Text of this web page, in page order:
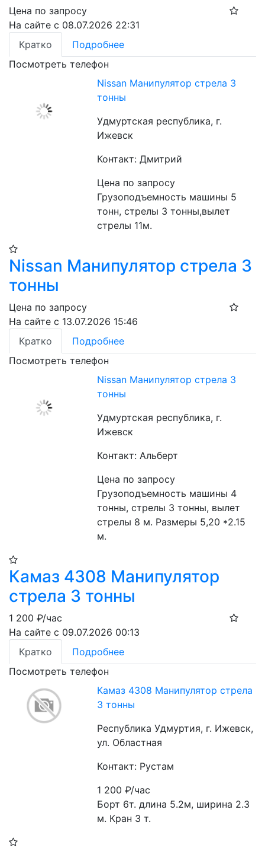
Цена по запросу
На сайте с 08.07.2026 22:31
Кратко
Подробнее
Посмотреть телефон
Nissan Манипулятор стрела 3
тонны
Удмуртская республика, г.
Ижевск
Контакт: Дмитрий
Цена по запросу
Грузоподъемность машины 5
тонн, стрелы 3 тонны,вылет
стрелы 11м.
Nissan Манипулятор стрела 3
тонны
Цена по запросу
На сайте с 13.07.2026 15:46
Кратко
Подробнее
Посмотреть телефон
Nissan Манипулятор стрела 3
тонны
Удмуртская республика, г.
Ижевск
Контакт: Альберт
Цена по запросу
Грузоподъемность машины 4
тонны, стрелы 3 тонны, вылет
стрелы 8 м. Размеры 5,20 *2.15
м.
Камаз 4308 Манипулятор
стрела 3 тонны
1 200 ₽/час
На сайте с 09.07.2026 00:13
Кратко
Подробнее
Посмотреть телефон
Камаз 4308 Манипулятор стрела
3 тонны
Республика Удмуртия, г. Ижевск,
ул. Областная
Контакт: Рустам
1 200₽/час
Борт 6т. длина 5.2м, ширина 2.3
м. Кран 3 т.